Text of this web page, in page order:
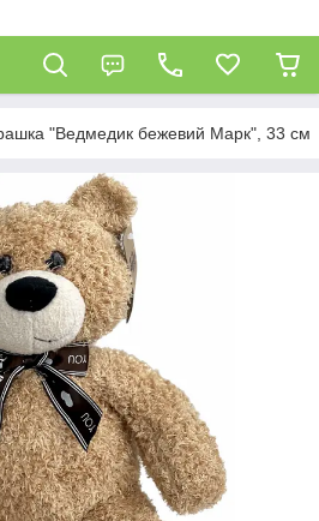
"Ведмедик бежевий Марк", 33 см